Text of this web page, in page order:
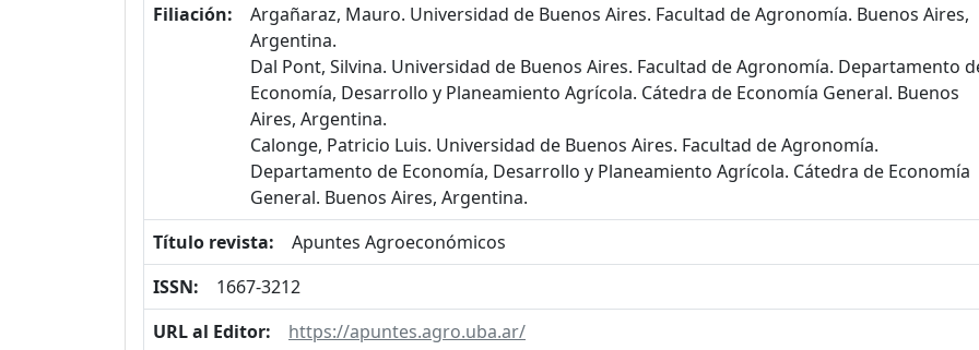
Filiación:
Argañaraz, Mauro. Universidad de Buenos Aires. Facultad de Agronomía. Buenos Aires,
Argentina.
Dal Pont, Silvina. Universidad de Buenos Aires. Facultad de Agronomía. Departamento
Economía, Desarrollo y Planeamiento Agrícola. Cátedra de Economía General. Buenos
Aires, Argentina.
Calonge, Patricio Luis. Universidad de Buenos Aires. Facultad de Agronomía.
Departamento de Economía, Desarrollo y Planeamiento Agrícola. Cátedra de Economía
General. Buenos Aires, Argentina.
Título revista:
Apuntes Agroeconómicos
ISSN:
1667-3212
URL al Editor:
https://apuntes.agro.uba.ar/